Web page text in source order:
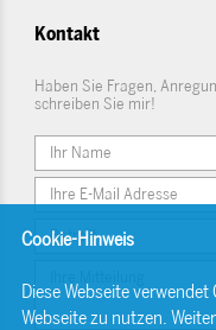
Kontakt
Haben Sie Fragen,
schreiben Sie mir!
Cookie-Hinweis
Diese Webseite
Webseite zu nutzen.